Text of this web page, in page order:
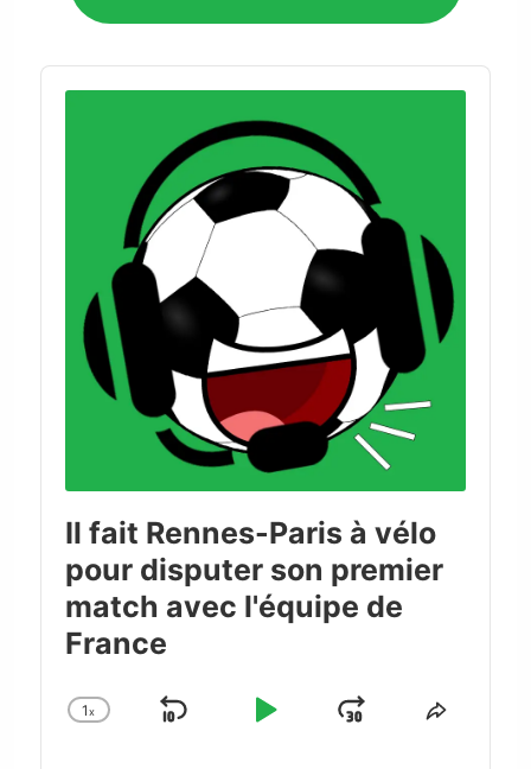
Audio
Player
Il fait Rennes-Paris à vélo
pour disputer son premier
match avec l'équipe de
France
Change
1x
Skip
Play
JumpShare